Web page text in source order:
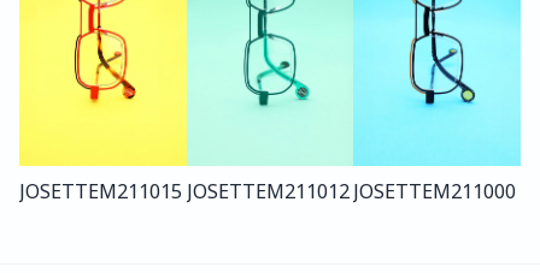
JOSETTEM211015 JOSETTEM211012JOSETTEM211000